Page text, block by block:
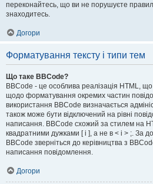
переконайтесь, що ви не порушуєте
знаходитесь.
Догори
Форматування тексту і типи тем
Що таке BBCode?
BBCode - це особлива реалізація HTML,
щодо форматування окремих частин
використання BBCode визначається
також може бути відключений на рівні
написання. BBCode схожий за стилем на
квадратними дужками [ і ], а не в < і > ;. За
BBCode зверніться до керівництва з
написання повідомлення.
Догори